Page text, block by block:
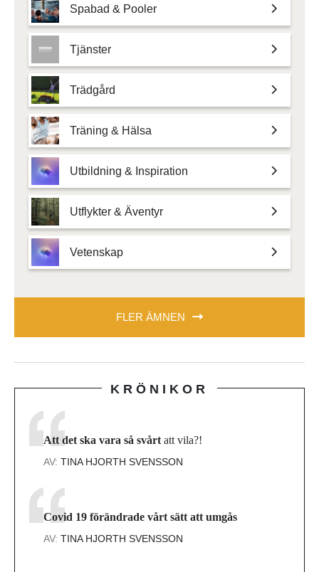
Spabad & Pooler
Tjänster
Trädgård
Träning & Hälsa
Utbildning & Inspiration
Utflykter & Äventyr
Vetenskap
FLER ÄMNEN
KRÖNIKOR
Att det ska vara så svårt att vila?!
AV: TINA HJORTH SVENSSON
Covid 19 förändrade vårt sätt att umgås
AV: TINA HJORTH SVENSSON